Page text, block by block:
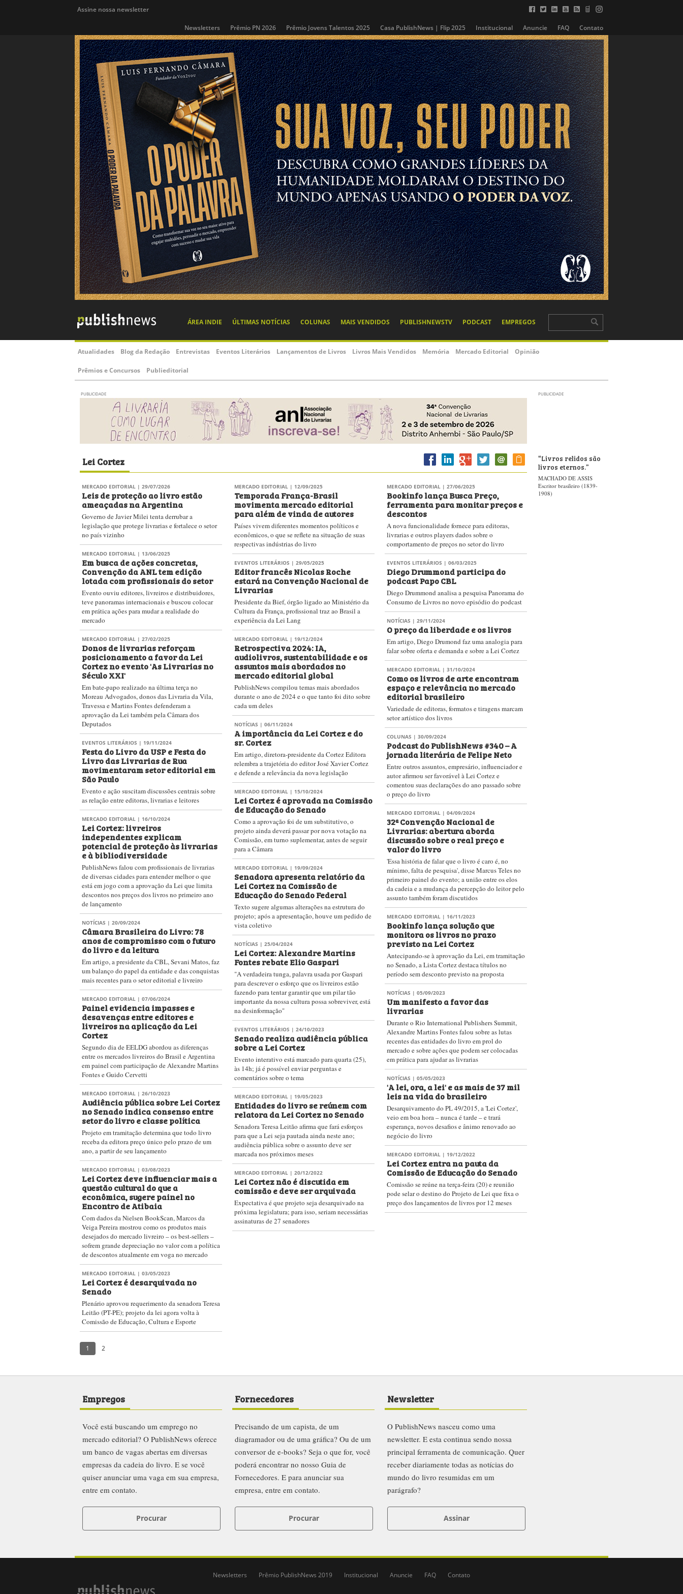
Assine nossa newsletter
Newsletters Prêmio PN 2026 Prêmio Jovens Talentos 2025 Casa PublishNews | Flip 2025 Institucional Anuncie FAQ Contato
ÁREA INDIE ÚLTIMAS NOTÍCIAS COLUNAS MAIS VENDIDOS PUBLISHNEWSTV PODCAST EMPREGOS
Atualidades Blog da Redação Entrevistas Eventos Literários Lançamentos de Livros Livros Mais Vendidos Memória Mercado Editorial Opinião
Prêmios e Concursos Publieditorial
PUBLICIDADE PUBLICIDADE
Lei Cortez
MERCADO EDITORIAL| 29/07/2026
Leis de proteção ao livro estão
ameaçadas na Argentina
Governo de Javier Milei tenta derrubar a
legislação que protege livrarias e fortalece o setor
no país vizinho
MERCADO EDITORIAL| 13/06/2025
Em busca de ações concretas,
lotada com profissionais do setor
Evento ouviu editores, livreiros e distribuidores,
em prática ações para mudar a realidade do
mercado
MERCADO EDITORIAL| 27/02/2025
Donos de livrarias reforçam
posicionamento a favor da Lei
Cortez no evento 'As Livrarias no
Século XXI'
Em bate-papo realizado na última terça no
Moreau Advogados, donos das Livraria da Vila,
Travessa e Martins Fontes defenderam a
Deputados
Festa do Livro da USP e Festa do
Livro das Livrarias de Rua
movimentaram setor editorial em
São Paulo
Evento e ação suscitam discussões centrais sobre
as relação entre editoras, livrarias e leitores
MERCADO EDITORIAL | 16/10/2024
Lei Cortez: livreiros
independentes explicam
potencial de proteção às livrarias
e à bibliodiversidade
PublishNews falou com profissionais de livrarias
de diversas cidades para entender melhor o que
está em jogo com a aprovação da Lei que limita
descontos nos preços dos livros no primeiro ano
de lançamento
NOTÍCIAS| 20/09/2024
Câmara Brasileira do Livro: 78
anos de compromisso com o futuro
do livro e da leitura
Em artigo, a presidente da CBL, Sevani Matos, faz
um balanço do papel da entidade e das conquistas
mais recentes para o setor editorial e livreiro
MERCADO EDITORIAL| 07/06/2024
Painel evidencia impasses e
desavenças entre editores e
livreiros na aplicação da Lei
Cortez
Segundo dia de EELDG abordou as diferenças
entre os mercados livreiros do Brasil e Argentina
em painel com participação de Alexandre Martins
Fontes e Guido Cervetti
MERCADO EDITORIAL| 26/10/2023
Audiência pública sobre Lei Cortez
no Senado indica consenso entre
setor do livro e classe política
Projeto em tramitação determina que todo livro
receba da editora preço único pelo prazo de um
ano, a partir de seu lançamento
MERCADO EDITORIAL
Lei Cortez deve influenciar mais a
questão cultural do que a
econômica, sugere painel no
Encontro de Atibaia
Com dados da Nielsen BookScan, Marcos da
Veiga Pereira mostrou como os produtos mais
desejados do mercado livreiro – os best-sellers –
sofrem grande depreciação no valor com a política
de descontos atualmente em voga no mercado
MERCADO EDITORIAL| 03/05/2023
Lei Cortez é desarquivada no
Senado
Plenário aprovou requerimento da senadora Teresa
Leitão (PT-PE); projeto da lei agora volta à
Comissão de Educação, Cultura e Esporte
MERCADO EDITORIAL| 12/09/2025
Temporada França-Brasil
movimenta mercado editorial
para além de vinda de autores
Países vivem diferentes momentos políticos e
econômicos, o que se reflete na situação de suas
respectivas indústrias do livro
EVENTOS LITERÁRIOS| 29/05/2025
Livrarias
Cultura da França, profissional traz ao Brasil a
experiência da Lei Lang
Retrospectiva 2024: IA,
assuntos mais abordados no
mercado editorial global
PublishNews compilou temas mais abordados
durante o ano de 2024 e o que tanto foi dito sobre
cada um deles
sr. Cortez
Em artigo, diretora-presidente da Cortez Editora
relembra a trajetória do editor José Xavier Cortez
e defende a relevância da nova legislação
MERCADO EDITORIAL| 15/10/2024
Lei Cortez é aprovada na Comissão
de Educação do Senado
Como a aprovação foi de um substitutivo, o
projeto ainda deverá passar por nova votação na
Comissão, em turno suplementar, antes de seguir
para a Câmara
MERCADO EDITORIAL| 19/09/2024
Senadora apresenta relatório da
Lei Cortez na Comissão de
Educação do Senado Federal
Texto sugere algumas alterações na estrutura do
projeto; após a apresentação, houve um pedido de
vista coletivo
NOTÍCIAS| 25/04/2024
Lei Cortez: Alexandre Martins
Fontes rebate Elio Gaspari
"A verdadeira tunga, palavra usada por Gaspari
para descrever o esforço que os livreiros estão
fazendo para tentar garantir que um pilar tão
importante da nossa cultura possa sobreviver, está
na desinformação"
EVENTOS LITERÁRIOS | 24/10/2023
Senado realiza audiência pública
sobre a Lei Cortez
Evento interativo está marcado para quarta (25),
às 14h; já é possível enviar perguntas e
comentários sobre o tema
MERCADO EDITORIAL| 19/05/2023
Entidades do livro se reúnem com
relatora da Lei Cortez no Senado
Senadora Teresa Leitão afirma que fará esforços
para que a Lei seja pautada ainda neste ano;
audiência pública sobre o assunto deve ser
marcada nos próximos meses
MERCADO EDITORIAL| 20/12/2022
Lei Cortez não é discutida em
comissão e deve ser arquivada
Expectativa é que projeto seja desarquivado na
próxima legislatura; para isso, seriam necessárias
assinaturas de 27 senadores
MERCADO EDITORIAL| 27/06/2025
Bookinfo lança Busca Preço,
ferramenta para monitar preços e
descontos
A nova funcionalidade fornece para editoras,
livrarias e outros players dados sobre o
comportamento de preços no setor do livro
EVENTOS LITERÁRIOS| 06/03/2025
Diego Drummond analisa a pesquisa Panorama do
NOTÍCIAS| 29/11/2024
falar sobre oferta e demanda e sobre a Lei Cortez
MERCADO EDITORIAL| 31/10/2024
Como os livros de arte encontram
espaço e relevância no mercado
editorial brasileiro
Variedade de editoras, formatos e tiragens marcam
jornada literária de Felipe Neto
Entre outros assuntos, empresário, influenciador e
autor afirmou ser favorável à Lei Cortez e
comentou suas declarações do ano passado sobre
o preço do livro
MERCADO EDITORIAL| 04/09/2024
32ª Convenção Nacional de
Livrarias: abertura aborda
discussão sobre o real preço e
valor do livro
'Essa história de falar que o livro é caro é, no
mínimo, falta de pesquisa', disse Marcus Teles no
primeiro painel do evento; a união entre os elos
da cadeia e a mudança da percepção do leitor pelo
assunto também foram discutidos
MERCADO EDITORIAL| 16/11/2023
Bookinfo lança solução que
monitora os livros no prazo
previsto na Lei Cortez
Antecipando-se à aprovação da Lei, em tramitação
no Senado, a Lista Cortez destaca títulos no
período sem desconto previsto na proposta
NOTÍCIAS| 05/09/2023
Um manifesto a favor das
livrarias
Durante o Rio International Publishers Summit,
Alexandre Martins Fontes falou sobre as lutas
recentes das entidades do livro em prol do
mercado e sobre ações que podem ser colocadas
em prática para ajudar as livrarias
NOTÍCIAS| 05/05/2023
'A lei, ora, a lei' e as mais de 37 mil
leis na vida do brasileiro
Desarquivamento do PL 49/2015, a 'Lei Cortez',
veio em boa hora – nunca é tarde – e trará
esperança, novos desafios e ânimo renovado ao
negócio do livro
MERCADO EDITORIAL| 19/12/2022
Lei Cortez entra na pauta da
Comissão de Educação do Senado
Comissão se reúne na terça-feira (20) e reunião
pode selar o destino do Projeto de Lei que fixa o
preço dos lançamentos de livros por 12 meses
“Livros relidos são
livros eternos.”
MACHADO DE ASSIS
Escritor brasileiro (1839-
1908)
Empregos
Você está buscando um emprego no
mercado editorial? O PublishNews oferece
um banco de vagas abertas em diversas
empresas da cadeia do livro. E se você
quiser anunciar uma vaga em sua empresa,
entre em contato.
Procurar
Fornecedores
Precisando de um capista, de um
diagramador ou de uma gráfica? Ou de um
conversor de e-books? Seja o que for, você
poderá encontrar no nosso Guia de
Fornecedores. E para anunciar sua
empresa, entre em contato.
Newsletter
O PublishNews nasceu como uma
newsletter. E esta continua sendo nossa
principal ferramenta de comunicação. Quer
receber diariamente todas as notícias do
mundo do livro resumidas em um
Newsletters